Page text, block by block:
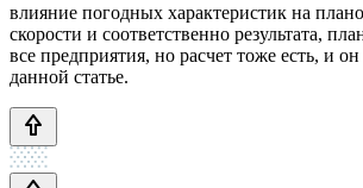
влияние погодных характеристик на
скорости и соответственно результата,
все предприятия, но расчет тоже есть, и
данной статье.